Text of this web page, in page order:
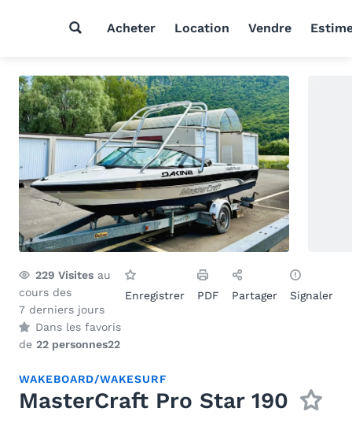
Acheter Location Vendre
229 Visites au
cours des
7 derniers jours
Dans les favoris
de 22 personnes22
Enregistrer PDF Partager Signaler
WAKEBOARD/WAKESURF
MasterCraft Pro Star 190